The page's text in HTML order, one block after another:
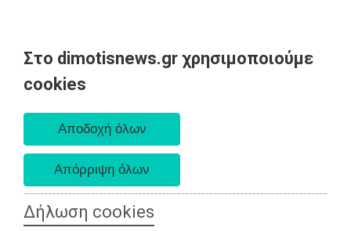
Στο dimotisnews.gr χρησιμοποιούμε
cookies
Δήλωση cookies
AΡΧΙΚΗ
ΕΙΔΗΣΕΙΣ
ΠΟΛΙΤΙΚΗ
ΤΟΠΙΚΗ
ΑΥΤΟΔΙΟΙΚΗΣΗ